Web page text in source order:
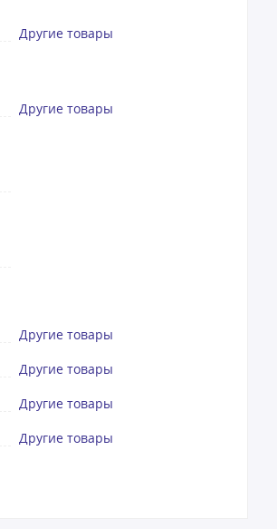
Другие товары
Другие товары
Другие товары
Другие товары
Другие товары
Другие товары